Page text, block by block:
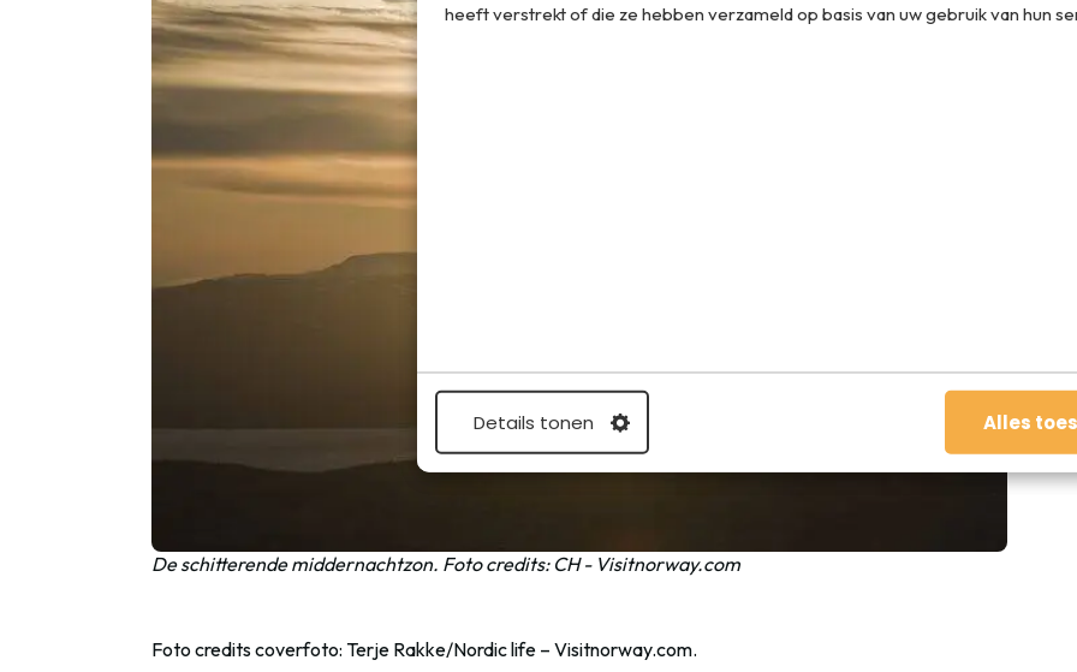
heeft verstrekt of die ze hebben verzameld op basis van uw gebruik van hun
Details tonen Alles
De schitterende middernachtzon. Foto credits: CH - Visitnorway.com
Foto credits coverfoto: Terje Rakke/Nordic life – Visitnorway.com.